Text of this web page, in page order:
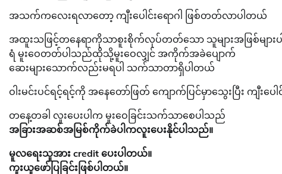
အသက်ကလေးရလာတော့ ကျီးပေါင်းရောဂါ ဖြစ်တတ်လာပါတယ်
အထူးသဖြင့်တနေရာကိုသာစူးစိုက်လုပ်တတ်သော သူများအဖြစ်များ
ရံ မူးဝေတတ်ပါသည်ထိုသို့မူးဝေလျှင် အကိုက်အခဲပျောက်
ဆေးများသောက်လည်းမရပါ သက်သာတာရှိပါတယ်
ဝါးမင်းပင်ရင့်ရင့်ကို အနေတော်ဖြတ် ကျောက်ပြင်မှာသွေးပြီး ကျီးပ
တနေ့တခါ လူးပေးပါက မူးဝေခြင်းသက်သာစေပါသည်
အခြားအဆစ်အမြစ်ကိုက်ခဲပါကလူးပေးနိုင်ပါသည်။
မူလရေးသူအား credit ပေးပါတယ်။
ကူးယူဖော်ပြခြင်းဖြစ်ပါတယ်။